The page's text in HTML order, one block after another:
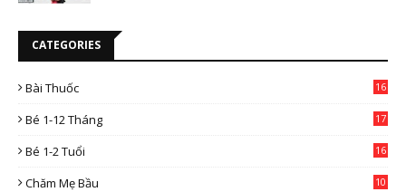
CATEGORIES
Bài Thuốc
16
Bé 1-12 Tháng 17
Bé 1-2 Tuổi 16
Chăm Mẹ Bầu
10